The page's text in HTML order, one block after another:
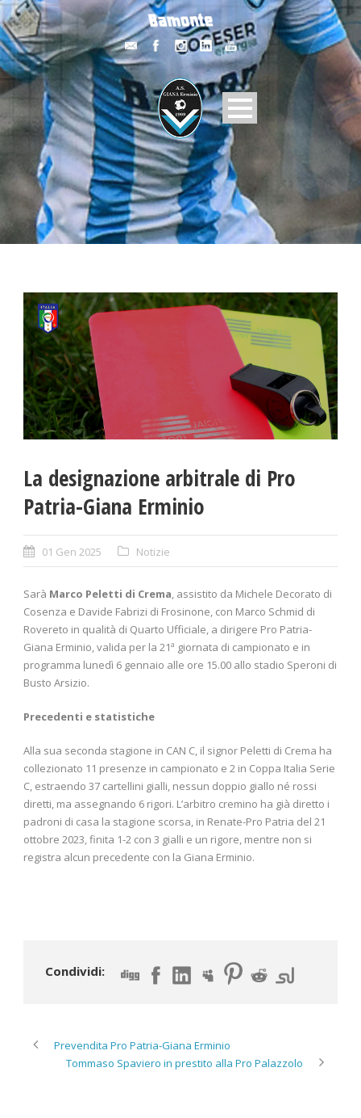
La designazione arbitrale di Pro
Patria-Giana Erminio
01 Gen 2025 Notizie
Sarà Marco Peletti di Crema, assistito da Michele Decorato di
Cosenza e Davide Fabrizi di Frosinone, con Marco Schmid di
Rovereto in qualità di Quarto Ufficiale, a dirigere Pro Patria-
Giana Erminio, valida per la 21ª giornata di campionato e in
programma lunedì 6 gennaio alle ore 15.00 allo stadio Speroni di
Busto Arsizio.
Precedenti e statistiche
Alla sua seconda stagione in CAN C, il signor Peletti di Crema ha
collezionato 11 presenze in campionato e 2 in Coppa Italia Serie
C, estraendo 37 cartellini gialli, nessun doppio giallo né rossi
diretti, ma assegnando 6 rigori. L’arbitro cremino ha già diretto i
padroni di casa la stagione scorsa, in Renate-Pro Patria del 21
ottobre 2023, finita 1-2 con 3 gialli e un rigore, mentre non si
registra alcun precedente con la Giana Erminio.
Condividi:
Prevendita Pro Patria-Giana Erminio
Tommaso Spaviero in prestito alla Pro Palazzolo